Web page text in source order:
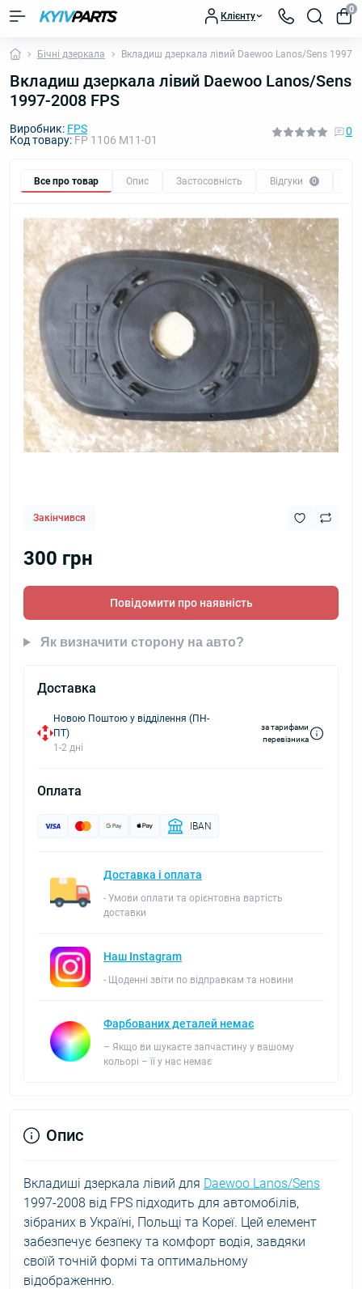
Клієнту
0
Бічні дзеркала Вкладиш дзеркала лівий Daewoo Lanos/Sens 1997-
Вкладиш дзеркала лівий Daewoo Lanos/Sens
1997-2008 FPS
Виробник: FPS
Код товару: FP 1106 M11-01
0
Все про товар Опис Застосовність Відгуки 0
Закінчився
300 грн
Повідомити про наявність
Як визначити сторону на авто?
Доставка
Новою Поштою у відділення (ПН-
ПТ)
1-2 дні
за тарифами
перевізника
Оплата
IBAN
Доставка і оплата
- Умови оплати та орієнтовна вартість
доставки
Наш Instagram
- Щоденні звіти по відправкам та новини
Фарбованих деталей немає
– Якщо ви шукаєте запчастину у вашому
кольорі – її у нас немає
Опис
Вкладиші дзеркала лівий для Daewoo Lanos/Sens
1997-2008 від FPS підходить для автомобілів,
зібраних в Україні, Польщі та Кореї. Цей елемент
забезпечує безпеку та комфорт водія, завдяки
своїй точній формі та оптимальному
відображенню.